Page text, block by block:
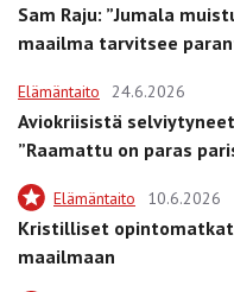
Sam Raju: ”Jumala
maailma tarvitsee
Elämäntaito 24.6.2026
Aviokriisistä
”Raamattu on paras
Elämäntaito 10.6.2026
Kristilliset opintomatkat
maailmaan